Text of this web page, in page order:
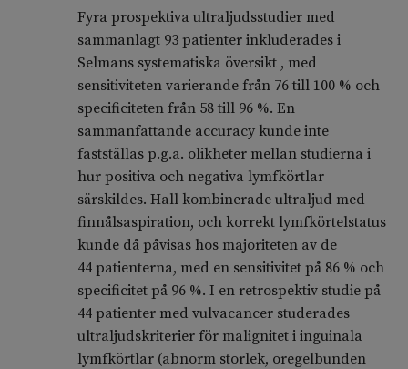
Fyra prospektiva ultraljudsstudier med
sammanlagt 93 patienter inkluderades i
Selmans systematiska översikt , med
sensitiviteten varierande från 76 till 100 % och
specificiteten från 58 till 96 %. En
sammanfattande accuracy kunde inte
fastställas p.g.a. olikheter mellan studierna i
hur positiva och negativa lymfkörtlar
särskildes. Hall kombinerade ultraljud med
finnålsaspiration, och korrekt lymfkörtelstatus
kunde då påvisas hos majoriteten av de
44 patienterna, med en sensitivitet på 86 % och
specificitet på 96 %. I en retrospektiv studie på
44 patienter med vulvacancer studerades
ultraljudskriterier för malignitet i inguinala
lymfkörtlar (abnorm storlek, oregelbunden